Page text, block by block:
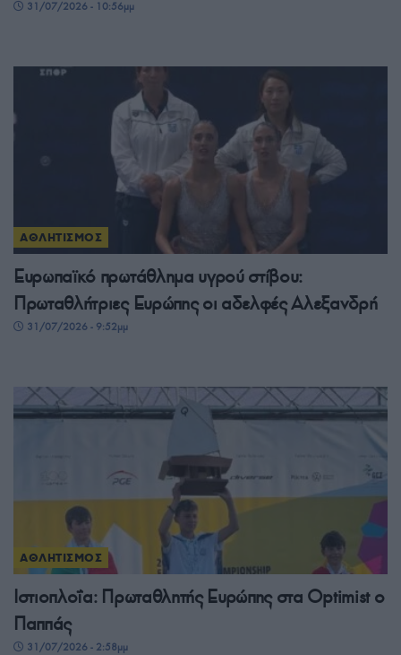
31/07/2026 - 10:56μμ
ΑΘΛΗΤΙΣΜΟΣ
Ευρωπαϊκό πρωτάθλημα υγρού στίβου:
Πρωταθλήτριες Ευρώπης οι αδελφές Αλεξανδρή
31/07/2026 - 9:52μμ
ΑΘΛΗΤΙΣΜΟΣ
Ιστιοπλοΐα: Πρωταθλητής Ευρώπης στα Optimist ο
Παππάς
31/07/2026 - 2:58μμ